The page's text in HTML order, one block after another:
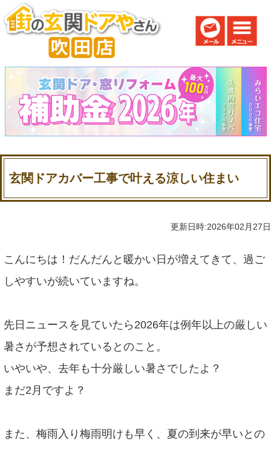
玄関ドアカバー工事で叶える涼しい住まい
更新日時:2026年02月27日
こんにちは！だんだんと暖かい日が増えてきて、過ご
しやすいが続いていますね。
先日ニュースを見ていたら2026年は例年以上の厳しい
暑さが予想されているとのこと。
いやいや、去年も十分厳しい暑さでしたよ？
まだ2月ですよ？
また、梅雨入り梅雨明けも早く、夏の到来が早いとの